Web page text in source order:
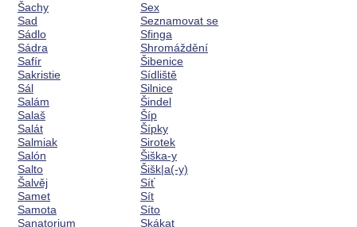
Šachy
Sad
Sádlo
Sádra
Safír
Sakristie
Sál
Salám
Salaš
Salát
Salmiak
Salón
Salto
Šalvěj
Samet
Samota
Sanatorium
Sex
Seznamovat se
Sfinga
Shromáždění
Šibenice
Sídliště
Silnice
Šindel
Šíp
Šípky
Sirotek
Šiška-y
Šišk|a(-y)
Síť
Sít
Síto
Skákat